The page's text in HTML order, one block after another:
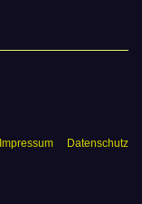
Impressum Datenschutz